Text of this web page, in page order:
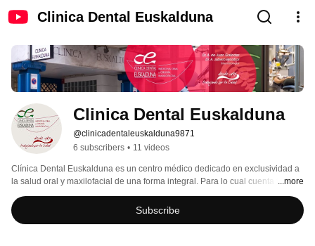
Clinica Dental Euskalduna
Clinica Dental Euskalduna
@clinicadentaleuskalduna9871
6 subscribers • 11 videos
Clínica Dental Euskalduna es un centro médico dedicado en exclusividad a
la salud oral y maxilofacial de una forma integral. Para lo cual cuenta tanto
con medios técnicos como con un cuadro profesional para abarcar todas las
necesidades en este ámbito de la especialidad odontoestomatológica.
...more
Subscribe